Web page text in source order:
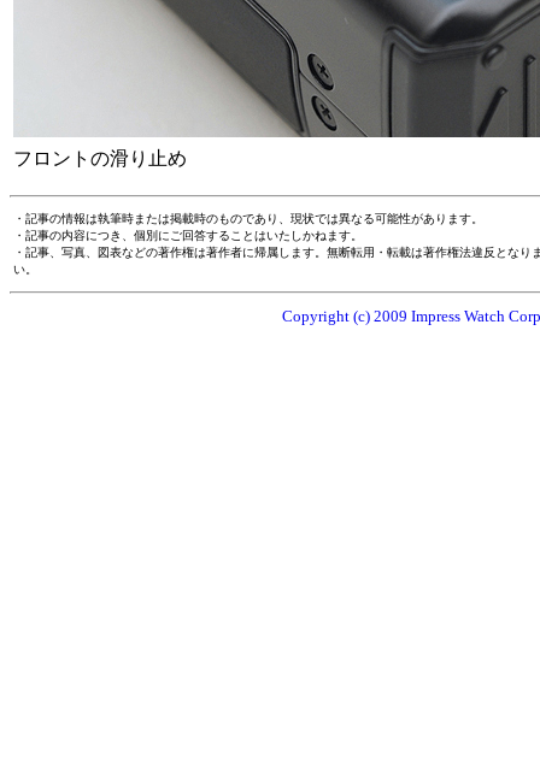
フロントの滑り止め
・記事の情報は執筆時または掲載時のものであり、現状では異なる可能性があります。
・記事の内容につき、個別にご回答することはいたしかねます。
・記事、写真、図表などの著作権は著作者に帰属します。無断転用・転載は著作権法違反とな
い。
Copyright (c) 2009 Impress Watch